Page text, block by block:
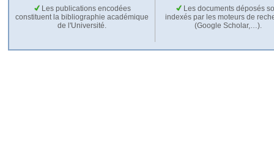
Les publications encodées
constituent la bibliographie académique
de l'Université.
Les documents déposés
indexés par les moteurs de
(Google Scholar,…).